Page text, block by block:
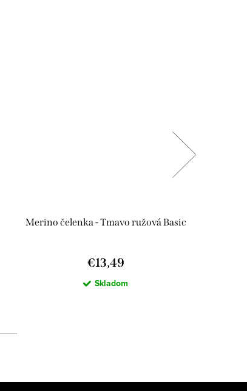
Merino čelenka - Tmavo ružová Basic
€13,49
Skladom